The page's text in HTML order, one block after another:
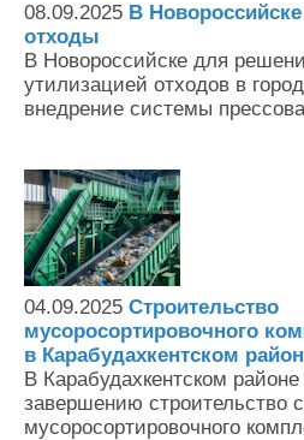
08.09.2025 В
отходы
В Новороссийске для
утилизацией отходов в
внедрение системы
04.09.2025 Строительство
мусоросортировочного
в Карабудахкентском
В Карабудахкентском
завершению строительство
мусоросортировочного